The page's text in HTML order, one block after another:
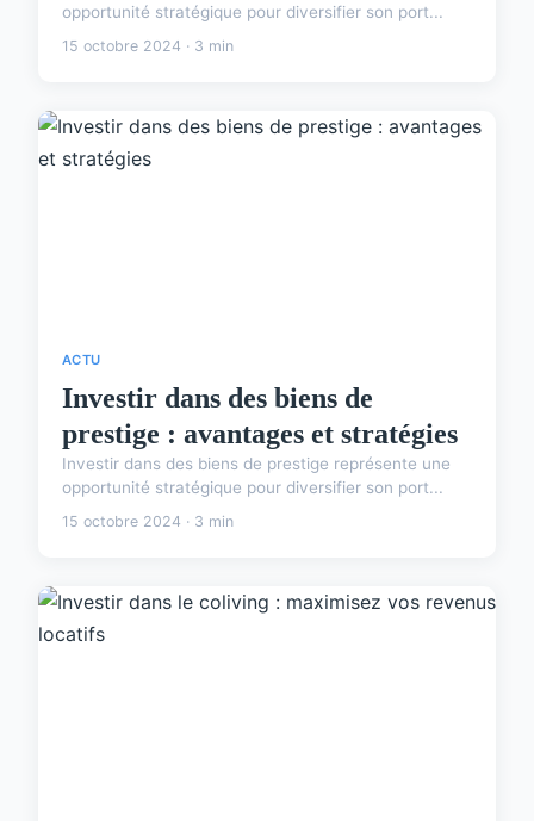
opportunité stratégique pour diversifier son port...
15 octobre 2024 · 3 min
ACTU
Investir dans des biens de
prestige : avantages et stratégies
Investir dans des biens de prestige représente une
opportunité stratégique pour diversifier son port...
15 octobre 2024 · 3 min